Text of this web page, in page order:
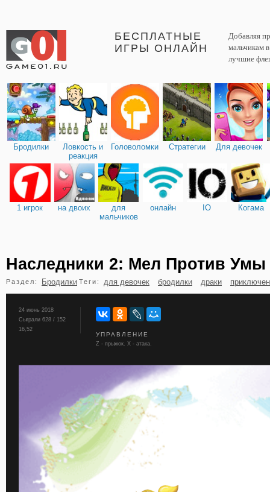
БЕСПЛАТНЫЕ
ИГРЫ ОНЛАЙН
Добавляя
мальчикам
лучшие
Бродилки
Ловкость и
реакция
Головоломки Стратегии Для девочек
1 игрок на двоих
для
мальчиков
онлайн IO Когама
бильярд карты
Наследники 2: Мел Против Умы
Раздел: Бродилки Теги: для девочек бродилки драки
24 июнь 2018
Сыграли 628 / 152
16,52
УПРАВЛЕНИЕ
Z - прыжок. X - атака.